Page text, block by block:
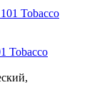
Tobacco